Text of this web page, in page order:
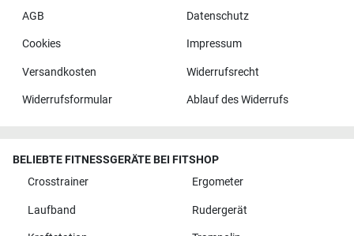
AGB
Datenschutz
Cookies Impressum
Versandkosten Widerrufsrecht
Widerrufsformular Ablauf des Widerrufs
BELIEBTE FITNESSGERÄTE BEI FITSHOP
Crosstrainer
Ergometer
Laufband Rudergerät